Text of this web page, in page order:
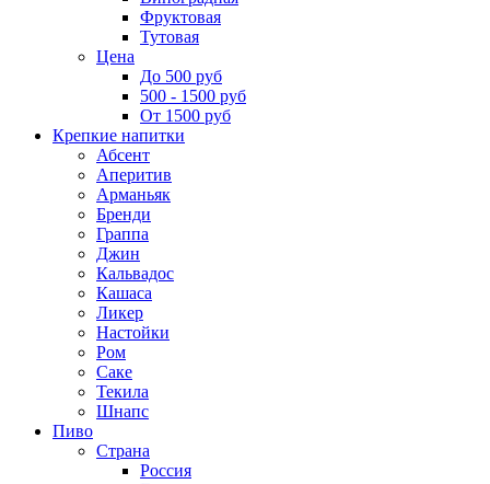
Фруктовая
Тутовая
Цена
До 500 руб
500 - 1500 руб
От 1500 руб
Крепкие напитки
Абсент
Аперитив
Арманьяк
Бренди
Граппа
Джин
Кальвадос
Кашаса
Ликер
Настойки
Ром
Саке
Текила
Шнапс
Пиво
Страна
Россия